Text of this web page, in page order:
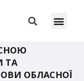
ТА
ОБЛАСНОЇ